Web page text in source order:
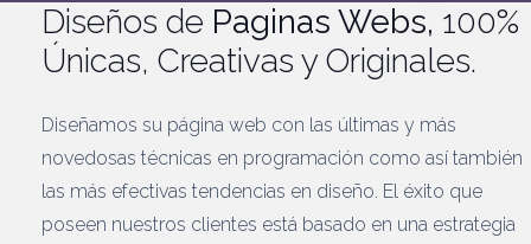
Diseños de Paginas Webs, 100%
Únicas, Creativas y Originales.
Diseñamos su página web con las últimas y más
novedosas técnicas en programación como así también
las más efectivas tendencias en diseño. El éxito que
poseen nuestros clientes está basado en una estrategia